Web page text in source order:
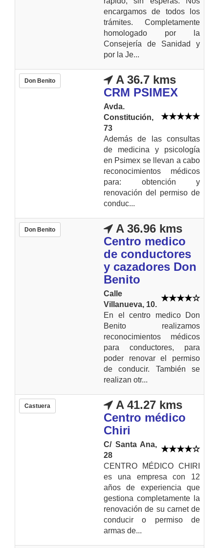
encargamos de todos los
trámites. Completamente
homologado por la
Consejería de Sanidad y
por la Je...
Don Benito
A 36.7 kms
CRM PSIMEX
Avda.
Constitución,
73
Además de las consultas
de medicina y psicología
en Psimex se llevan a cabo
reconocimientos médicos
para: obtención y
renovación del permiso de
conduc...
Don Benito
A 36.96 kms
Centro medico
de conductores
y cazadores Don
Benito
Calle
Villanueva, 10.
En el centro medico Don
Benito realizamos
reconocimientos médicos
para conductores, para
poder renovar el permiso
de conducir. También se
realizan otr...
Castuera
A 41.27 kms
Centro médico
Chiri
C/ Santa Ana,
28
CENTRO MÉDICO CHIRI
es una empresa con 12
años de experiencia que
gestiona completamente la
renovación de su carnet de
conducir o permiso de
armas de...